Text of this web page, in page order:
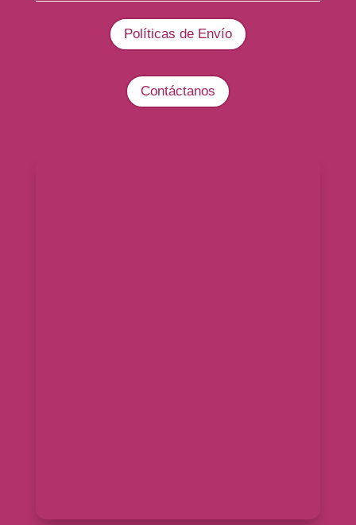
Políticas de Envío
Contáctanos